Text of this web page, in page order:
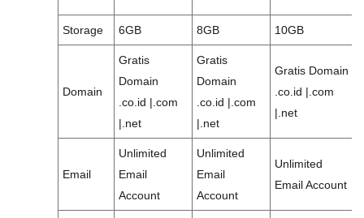
Storage 6GB 8GB 10GB
Domain
Gratis
Domain
.co.id |.com
|.net
Gratis
Domain
.co.id |.com
|.net
Gratis Domain
.co.id |.com
|.net
Email
Unlimited
Email
Account
Unlimited
Email
Account
Unlimited
Email Account